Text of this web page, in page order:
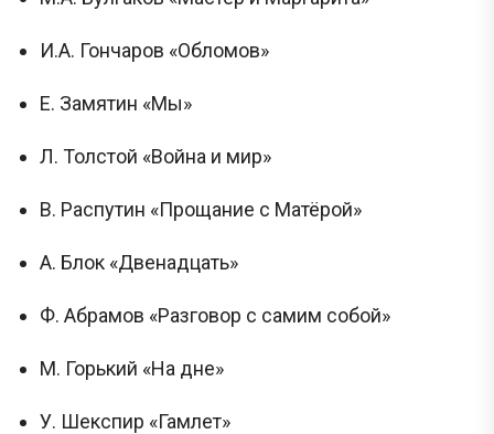
И.А. Гончаров «Обломов»
Е. Замятин «Мы»
Л. Толстой «Война и мир»
B. Распутин «Прощание с Матёрой»
A. Блок «Двенадцать»
Ф. Абрамов «Разговор с самим собой»
М. Горький «На дне»
У. Шекспир «Гамлет»